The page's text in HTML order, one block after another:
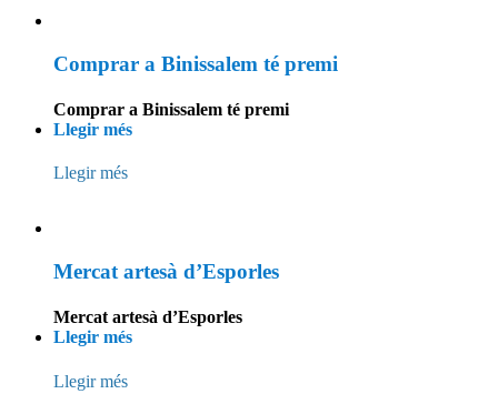
Comprar a Binissalem té premi
Comprar a Binissalem té premi
Llegir més
Llegir més
Mercat artesà d’Esporles
Mercat artesà d’Esporles
Llegir més
Llegir més